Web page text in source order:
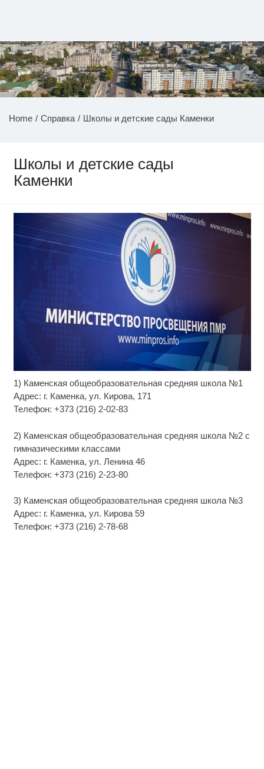
НОВОСТИ ПРИДНЕСТРОВЬЯ
Home Справка Школы и детские сады Каменки
Школы и детские сады
Каменки
1) Каменская общеобразовательная средняя школа №1
Адрес: г. Каменка, ул. Кирова, 171
Телефон: +373 (216) 2-02-83
2) Каменская общеобразовательная средняя школа №2 с
гимназическими классами
Адрес: г. Каменка, ул. Ленина 46
Телефон: +373 (216) 2-23-80
3) Каменская общеобразовательная средняя школа №3
Адрес: г. Каменка, ул. Кирова 59
Телефон: +373 (216) 2-78-68
i
Ролик длится несколько секунд, а смеяться вы
будете долго
равнодушным